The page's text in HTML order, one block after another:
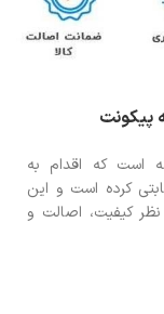
پیکونت
است که اقدام به
کرده است و این
کیفیت، اصالت و